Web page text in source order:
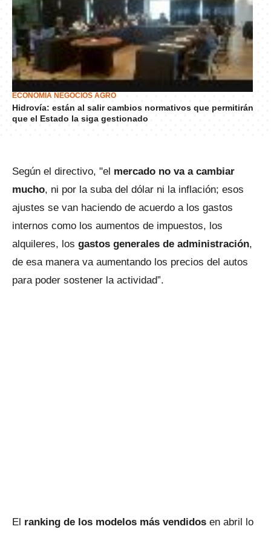
ECONOMÍA NEGOCIOS AGRO
Hidrovía: están al salir cambios normativos que permitirán
que el Estado la siga gestionado
Según el directivo, "el mercado no va a cambiar
mucho, ni por la suba del dólar ni la inflación; esos
ajustes se van haciendo de acuerdo a los gastos
internos como los aumentos de impuestos, los
alquileres, los gastos generales de administración,
de esa manera va aumentando los precios del autos
para poder sostener la actividad”.
El ranking de los modelos más vendidos en abril lo